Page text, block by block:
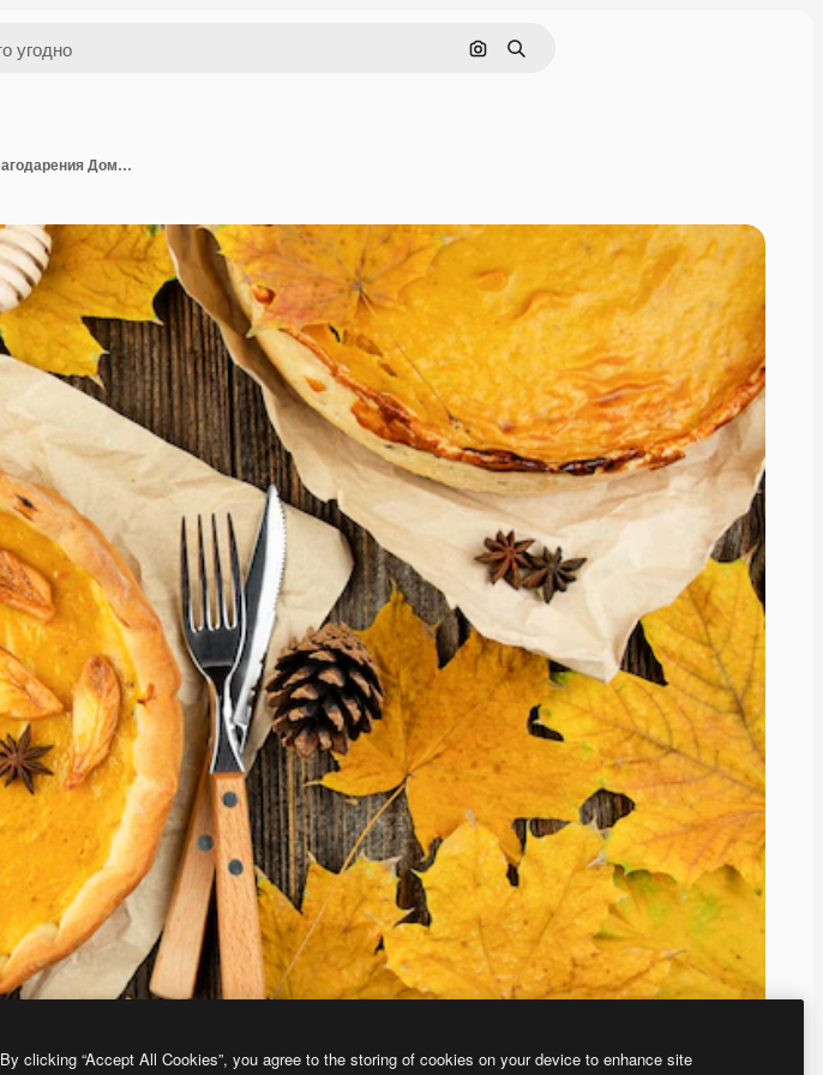
Поиск по изображению
Поиск
Тыквенный пирог на деревянном столе Пирог на День Благодарения Домашняя выпечка Копией пространства
By clicking “Accept All Cookies”, you agree to the storing of cookies on your device to enhance site